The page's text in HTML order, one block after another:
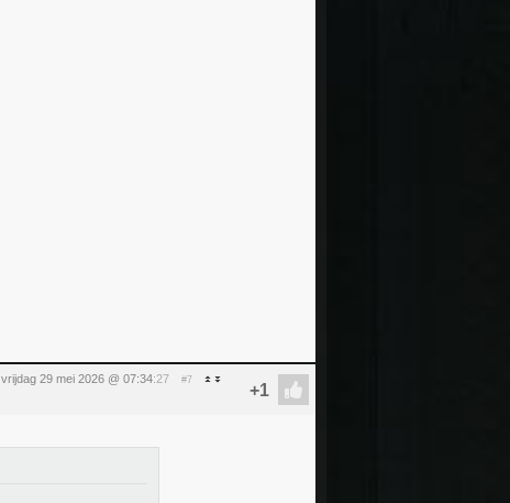
vrijdag 29 mei 2026 @ 07:34:27 #7